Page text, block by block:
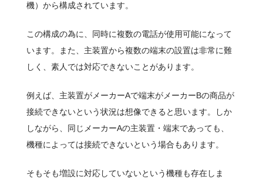
機）から構成されています。
この構成の為に、同時に複数の電話が使用可能になって
います。また、主装置から複数の端末の設置は非常に難
しく、素人では対応できないことがあります。
例えば、主装置がメーカーAで端末がメーカーBの商品が
接続できないという状況は想像できると思います。しか
しながら、同じメーカーAの主装置・端末であっても、
機種によっては接続できないという場合もあります。
そもそも増設に対応していないという機種も存在しま